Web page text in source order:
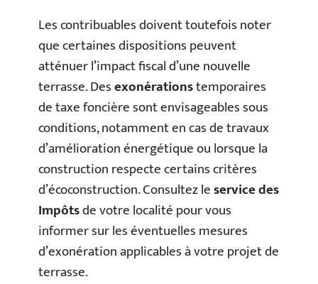
Les contribuables doivent toutefois noter
que certaines dispositions peuvent
atténuer l’impact fiscal d’une nouvelle
terrasse. Desexonérationstemporaires
de taxe foncière sont envisageables sous
conditions, notamment en cas de travaux
d’amélioration énergétique ou lorsque la
construction respecte certains critères
d’écoconstruction. Consultez leservice des
Impôtsde votre localité pour vous
informer sur les éventuelles mesures
d’exonération applicables à votre projet de
terrasse.